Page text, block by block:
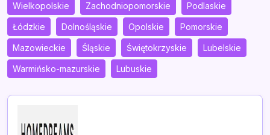
Wielkopolskie Zachodniopomorskie Podlaskie
Łódzkie Dolnośląskie Opolskie Pomorskie
Mazowieckie Śląskie Świętokrzyskie Lubelskie
Warmińsko-mazurskie Lubuskie